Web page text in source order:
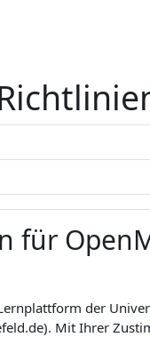
für
der
Mit Ihrer